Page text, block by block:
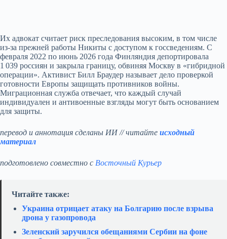
Их адвокат считает риск преследования высоким, в том числе
из‑за прежней работы Никиты с доступом к госсведениям. С
февраля 2022 по июнь 2026 года Финляндия депортировала
1 039 россиян и закрыла границу, обвиняя Москву в «гибридной
операции». Активист Билл Браудер называет дело проверкой
готовности Европы защищать противников войны.
Миграционная служба отвечает, что каждый случай
индивидуален и антивоенные взгляды могут быть основанием
для защиты.
перевод и аннотация сделаны ИИ // читайте исходный
материал
подготовлено совместно с Восточный Курьер
Читайте также:
Украина отрицает атаку на Болгарию после взрыва
дрона у газопровода
Зеленский заручился обещаниями Сербии на фоне